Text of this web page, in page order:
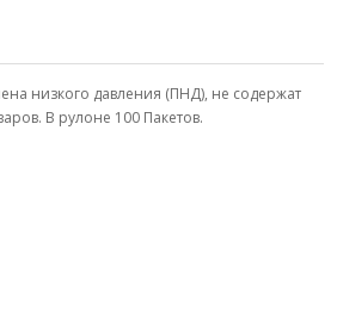
низкого давления (ПНД), не содержат
В рулоне 100 Пакетов.